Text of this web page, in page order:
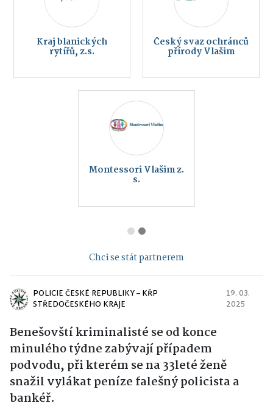
Kraj blanických
rytířů, z.s.
Český svaz ochránců
přírody Vlašim
Montessori Vlašim z.
s.
Chci se stát partnerem
POLICIE ČESKÉ REPUBLIKY – KŘP
STŘEDOČESKÉHO KRAJE
19. 03.
2025
Benešovští kriminalisté se od konce
minulého týdne zabývají případem
podvodu, při kterém se na 33leté ženě
snažil vylákat peníze falešný policista a
bankéř.